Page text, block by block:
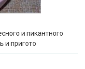
и пикантного
и пригото